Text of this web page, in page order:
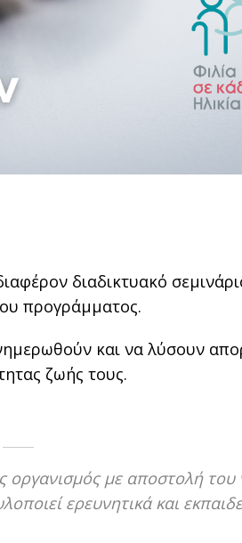
διαδικτυακό
προγράμματος.
και να λύσουν
ζωής τους.
οργανισμός με αποστολή
ερευνητικά και